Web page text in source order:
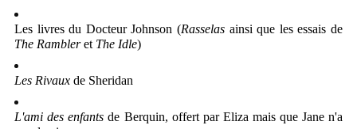
Les livres du Docteur Johnson (Rasselas ainsi que les essais de
The Rambleret The Idle)
Les Rivaux de Sheridan
L'ami des enfants de Berquin, offert par Eliza mais que Jane n'a